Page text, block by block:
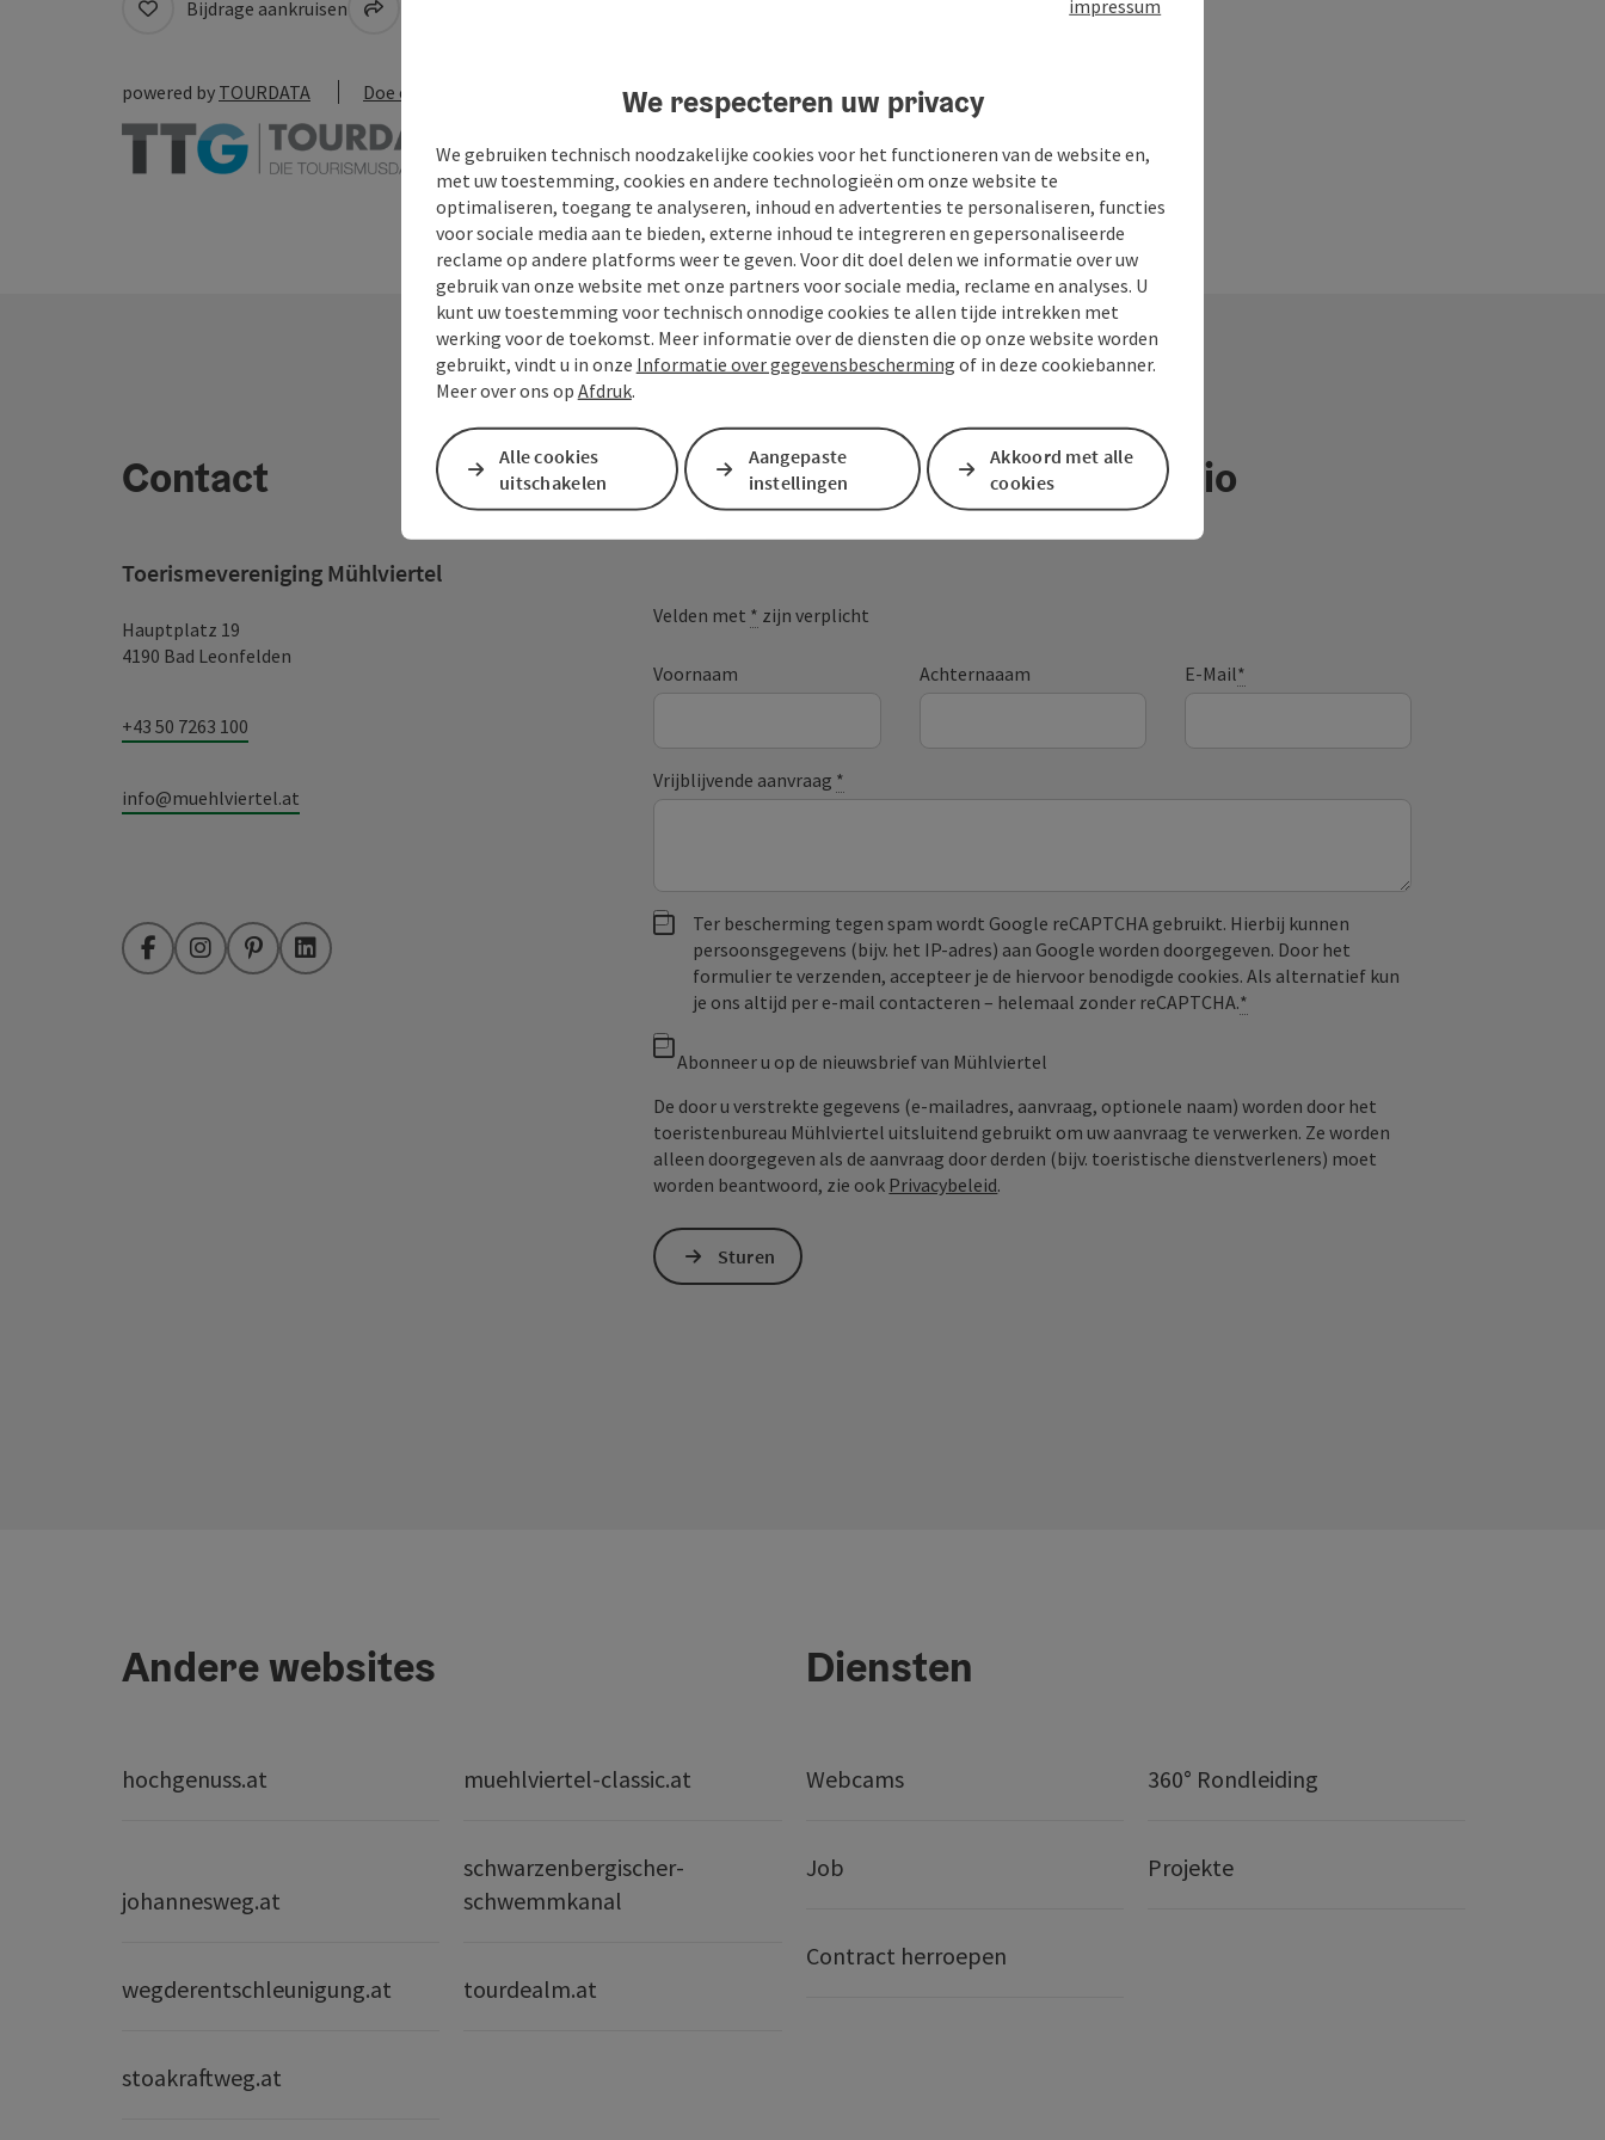
Bijdrage aankruisen In de buurt
powered by TOURDATA Doe een suggestie
Contact
Toerismevereniging Mühlviertel
Hauptplatz 19
4190 Bad Leonfelden
+43 50 7263 100
info@muehlviertel.at
FacebookInstagramPinterestLinkedIn
Je bericht aan de vakantieregio
Mühlviertel
Velden met * zijn verplicht
Voornaam Achternaaam E-Mail*
Vrijblijvende aanvraag *
Ter bescherming tegen spam wordt Google reCAPTCHA gebruikt. Hierbij kunnen
persoonsgegevens (bijv. het IP-adres) aan Google worden doorgegeven. Door het
formulier te verzenden, accepteer je de hiervoor benodigde cookies. Als alternatief kun
je ons altijd per e‑mail contacteren – helemaal zonder reCAPTCHA.*
Abonneer u op de nieuwsbrief van Mühlviertel
De door u verstrekte gegevens (e-mailadres, aanvraag, optionele naam) worden door het
toeristenbureau Mühlviertel uitsluitend gebruikt om uw aanvraag te verwerken. Ze worden
alleen doorgegeven als de aanvraag door derden (bijv. toeristische dienstverleners) moet
worden beantwoord, zie ook Privacybeleid.
Sturen
Andere websites
hochgenuss.at muehlviertel-classic.at
johannesweg.at
schwarzenbergischer-
schwemmkanal
wegderentschleunigung.at tourdealm.at
stoakraftweg.at
Diensten
Webcams 360° Rondleiding
Job Projekte
Contract herroepen
impressum
We respecteren uw privacy
We gebruiken technisch noodzakelijke cookies voor het functioneren van de website en,
met uw toestemming, cookies en andere technologieën om onze website te
optimaliseren, toegang te analyseren, inhoud en advertenties te personaliseren, functies
voor sociale media aan te bieden, externe inhoud te integreren en gepersonaliseerde
reclame op andere platforms weer te geven. Voor dit doel delen we informatie over uw
gebruik van onze website met onze partners voor sociale media, reclame en analyses. U
kunt uw toestemming voor technisch onnodige cookies te allen tijde intrekken met
werking voor de toekomst. Meer informatie over de diensten die op onze website worden
gebruikt, vindt u in onze Informatie over gegevensbescherming of in deze cookiebanner.
Meer over ons op Afdruk.
Alle cookies
uitschakelen
Aangepaste
instellingen
Akkoord met alle
cookies